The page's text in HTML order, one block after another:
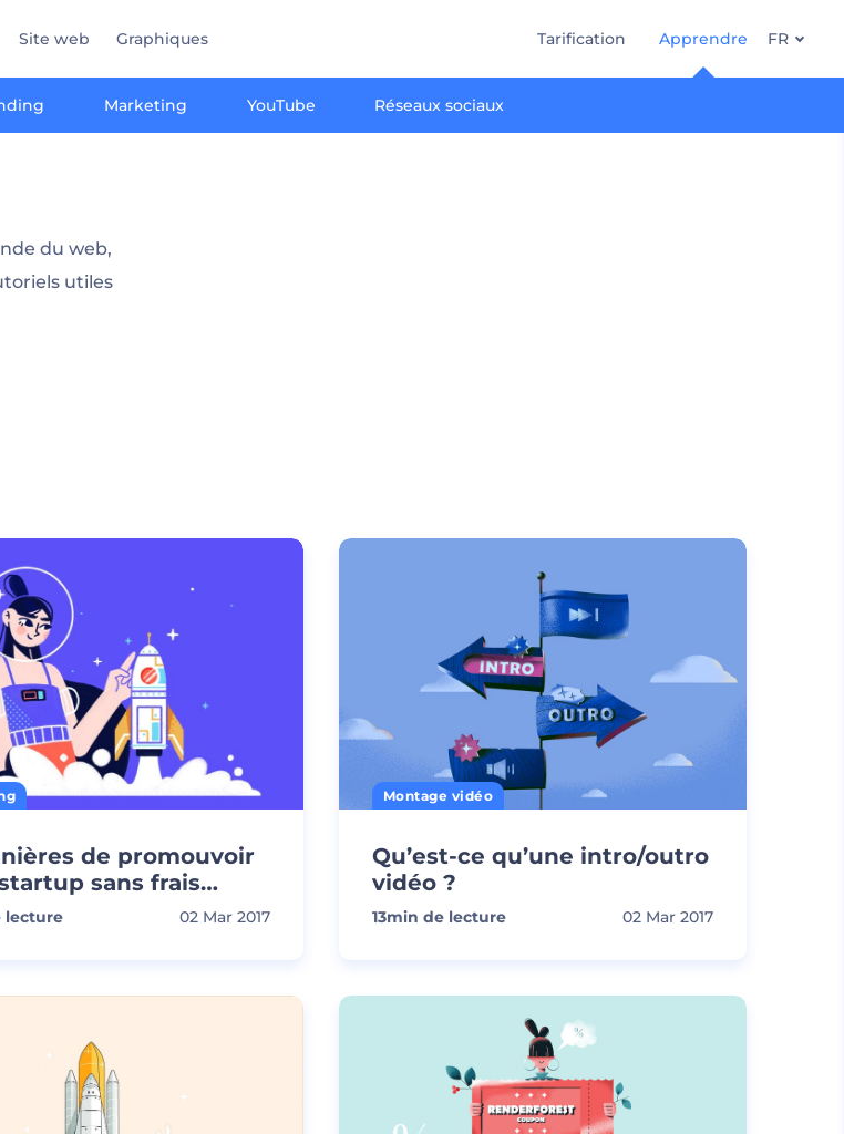
Site web Graphiques Tarification Apprendre
Marketing YouTube Réseaux sociaux
FR
du web,
utiles
de promouvoir
sans frais
lecture 02 Mar 2017
Montage vidéo
Qu’est-ce qu’une intro/outro
vidéo ?
13min de lecture 02 Mar 2017